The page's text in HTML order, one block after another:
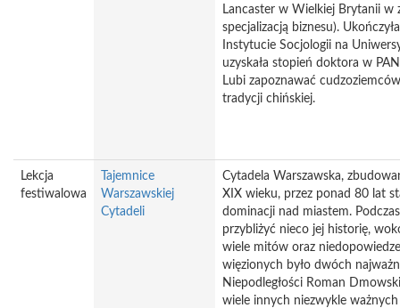
Lancaster w Wielkiej Brytanii w
specjalizacją biznesu).
Instytucie Socjologii na
uzyskała stopień doktora w
Lubi zapoznawać
tradycji chińskiej.
Lekcja
festiwalowa
Tajemnice
Warszawskiej
Cytadeli
Cytadela Warszawska,
XIX wieku, przez ponad 80 lat
dominacji nad miastem.
przybliżyć nieco jej historię,
wiele mitów oraz
więzionych było dwóch
Niepodległości Roman
wiele innych niezwykle